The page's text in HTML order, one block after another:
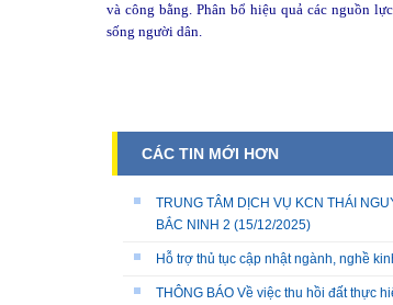
và công bằng. Phân bổ hiệu quả các nguồn
sống người dân.
CÁC TIN MỚI HƠN
TRUNG TÂM DỊCH VỤ KCN THÁI
BẮC NINH 2 (15/12/2025)
Hỗ trợ thủ tục cập nhật ngành, nghề
THÔNG BÁO Về việc thu hồi đất thực